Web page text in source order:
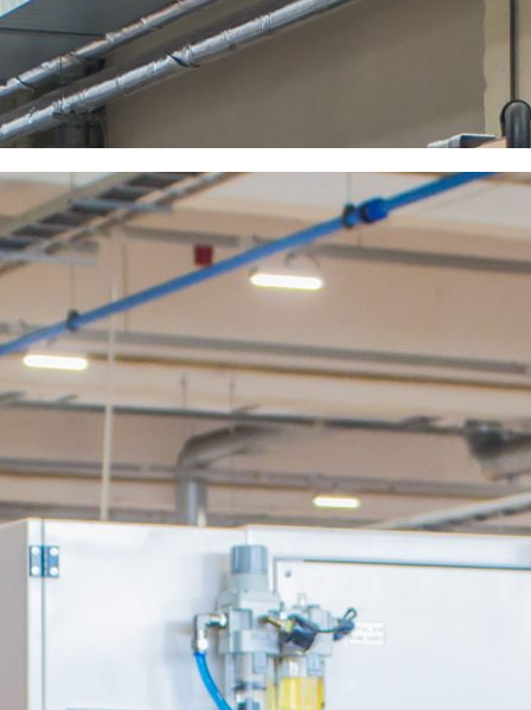
Budowa maszyn
Łożyska BBC-R znajdują zastosowanie w maszynach
produkcyjnych, obrabiarkach, przekładniach, urządzeniach
transportowych oraz systemach automatyki przemysłowej.
Rolnictwo
Producent oferuje rozwiązania przeznaczone do maszyn rolniczych,
kombajnów, ciągników oraz urządzeń pracujących w trudnych
warunkach środowiskowych.